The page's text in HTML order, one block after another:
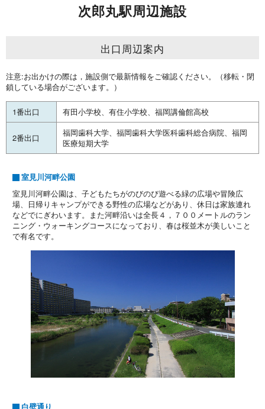
次郎丸駅周辺施設
出口周辺案内
注意:お出かけの際は，施設側で最新情報をご確認ください。（移転・閉
鎖している場合がございます。）
1番出口 有田小学校、有住小学校、福岡講倫館高校
2番出口
福岡歯科大学、福岡歯科大学医科歯科総合病院、福岡
医療短期大学
室見川河畔公園
室見川河畔公園は、子どもたちがのびのび遊べる緑の広場や冒険広
場、日帰りキャンプができる野性の広場などがあり、休日は家族連れ
などでにぎわいます。また河畔沿いは全長４，７００メートルのラン
ニング・ウォーキングコースになっており、春は桜並木が美しいこと
で有名です。
白壁通り